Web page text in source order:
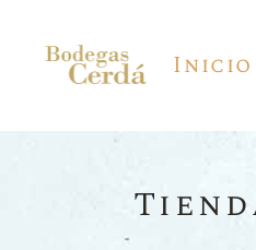
Inicio